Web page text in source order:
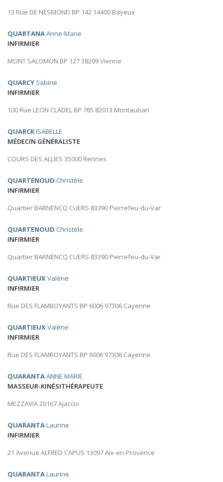
13 Rue DE NESMOND BP 142 14400 Bayeux
QUARTANAAnne-Marie
INFIRMIER
MONT SALOMON BP 127 38209 Vienne
QUARCY Sabine
INFIRMIER
100 Rue LEON CLADEL BP 765 82013 Montauban
QUARCKISABELLE
MÉDECIN GÉNÉRALISTE
COURS DES ALLIES 35000 Rennes
QUARTENOUD Christèle
INFIRMIER
Quartier BARNENCQ CUERS 83390 Pierrefeu-du-Var
QUARTENOUD Christèle
INFIRMIER
Quartier BARNENCQ CUERS 83390 Pierrefeu-du-Var
QUARTIEUXValérie
INFIRMIER
Rue DES FLAMBOYANTS BP 6006 97306 Cayenne
QUARTIEUXValérie
INFIRMIER
Rue DES FLAMBOYANTS BP 6006 97306 Cayenne
QUARANTAANNE MARIE
MASSEUR-KINÉSITHÉRAPEUTE
MEZZAVIA 20167 Ajaccio
QUARANTALaurine
INFIRMIER
21 Avenue ALFRED CAPUS 13097 Aix-en-Provence
QUARANTALaurine